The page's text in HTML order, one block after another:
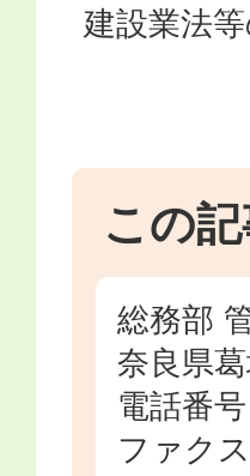
建設業法
この
総務部
奈良県
電話番
ファク